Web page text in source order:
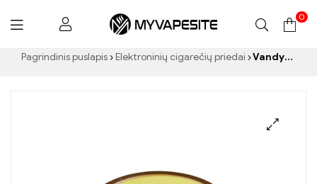
Myvapesite.de
0
Pagrindinis puslapis Elektroninių cigarečių priedai Vandyvape BSKR V2 MTL stiklo vamzdelis E cigarečių didmeninė prekyba丨Customed